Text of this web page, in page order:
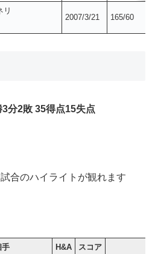
リ
2007/3/21 165/60
3分2敗 35得点15失点
合のハイライトが観れます
手 H&A スコア